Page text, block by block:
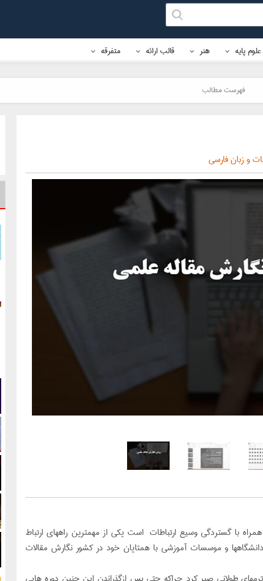
علوم پایه هنر قالب ارائه متفرقه
فهرست مطالب
و زبان فارسی
با گستردگي وسيع ارتباطات است يكي از مهمترين راههاي ارتباط
و موسسات آموزشي با همتايان خود در كشور نگارش مقالات